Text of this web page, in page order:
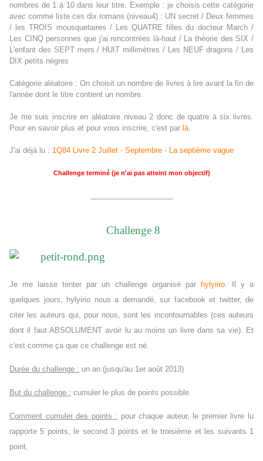
nombres de 1 à 10 dans leur titre. Exemple : je choisis cette catégorie
avec comme liste ces dix romans (niveau4) : UN secret / Deux femmes
/ les TROIS mousquetaires / Les QUATRE filles du docteur March /
Les CINQ personnes que j'ai rencontrées là-haut / La théorie des SIX /
L'enfant des SEPT mers / HUIT millimètres / Les NEUF dragons / Les
DIX petits nègres
Catégorie aléatoire : On choisit un nombre de livres à lire avant la fin de
l'année dont le titre contient un nombre.
Je me suis inscrire en aléatoire niveau 2 donc de quatre à six livres.
Pour en savoir plus et pour vous inscrire, c'est par là.
J'ai déjà lu : 1Q84 Livre 2 Juillet - Septembre - La septième vague
Challenge terminé (je n'ai pas atteint mon objectif)
Challenge 8
Je me laisse tenter par un challenge organisé par hylyirio. Il y a
quelques jours, hylyirio nous a demandé, sur facebook et twitter, de
citer les auteurs qui, pour nous, sont les incontournables (ces auteurs
dont il faut ABSOLUMENT avoir lu au moins un livre dans sa vie). Et
c'est comme ça que ce challenge est né.
Durée du challenge : un an (jusqu'au 1er août 2013)
But du challenge : cumuler le plus de points possible.
Comment cumuler des points : pour chaque auteur, le premier livre lu
rapporte 5 points, le second 3 points et le troisième et les suivants 1
point.